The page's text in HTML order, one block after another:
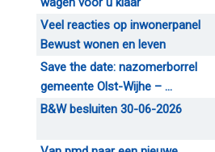
Veel reacties op inwonerpanel
Bewust wonen en leven
Save the date: nazomerborrel
gemeente Olst-Wijhe – ...
B&W besluiten 30-06-2026